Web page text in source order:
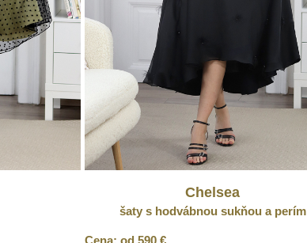
Chelsea
šaty s hodvábnou sukňou a perím